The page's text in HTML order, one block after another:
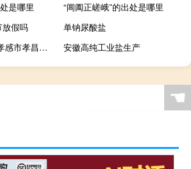
是哪里
“阊阖正嵯峨”的出处是哪里
假吗
单钠尿酸盐
2023-10-07湖北孝感市孝昌县(松树菌)的报价是多少
安徽高纯工业盐生产
☚